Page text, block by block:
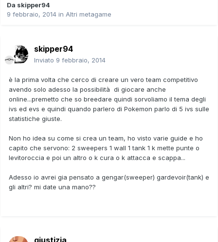
Da skipper94
9 febbraio, 2014 in Altri metagame
skipper94
Inviato 9 febbraio, 2014
è la prima volta che cerco di creare un vero team competitivo
avendo solo adesso la possibilità di giocare anche
online...premetto che so breedare quindi sorvoliamo il tema degli
ivs ed evs e quindi quando parlero di Pokemon parlo di 5 ivs sulle
statistiche giuste.
Non ho idea su come si crea un team, ho visto varie guide e ho
capito che servono: 2 sweepers 1 wall 1 tank 1 k mette punte o
levitoroccia e poi un altro o k cura o k attacca e scappa...
Adesso io avrei gia pensato a gengar(sweeper) gardevoir(tank) e
gli altri? mi date una mano??
giustizia